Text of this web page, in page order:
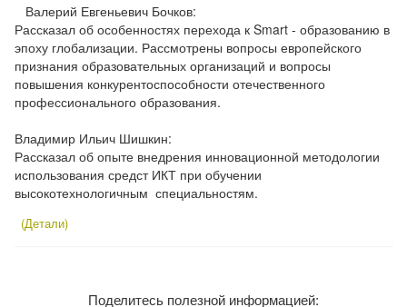
Валерий Евгеньевич Бочков:
Рассказал об особенностях перехода к Smart - образованию в
эпоху глобализации. Рассмотрены вопросы европейского
признания образовательных организаций и вопросы
повышения конкурентоспособности отечественного
профессионального образования.
Владимир Ильич Шишкин:
Рассказал об опыте внедрения инновационной методологии
использования средст ИКТ при обучении
высокотехнологичным специальностям.
(Детали)
Поделитесь полезной информацией: